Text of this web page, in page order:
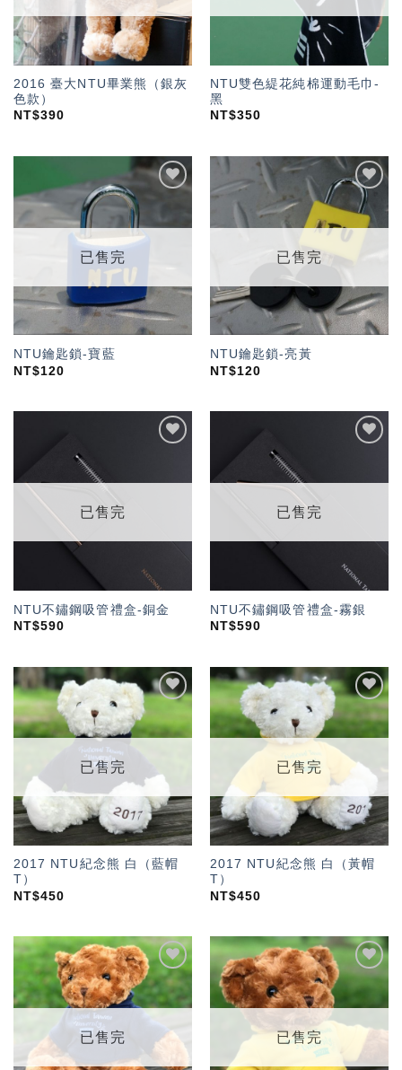
2016 臺大NTU畢業熊（銀灰
色款）
NT$390
NTU雙色緹花純棉運動毛巾-
黑
NT$350
望輕
已售完
NTU鑰匙鎖-寶藍
NT$120
加入
「願
望輕
已售完
NTU鑰匙鎖-亮黃
NT$120
望輕
已售完
NTU不鏽鋼吸管禮盒-銅金
NT$590
望輕
已售完
NTU不鏽鋼吸管禮盒-霧銀
NT$590
「願
望輕
已售完
2017 NTU紀念熊 白（藍帽
T）
NT$450
加入
「願
望輕
已售完
2017 NTU紀念熊 白（黃帽
T）
NT$450
加入
「願
望輕
已售完
望輕
已售完